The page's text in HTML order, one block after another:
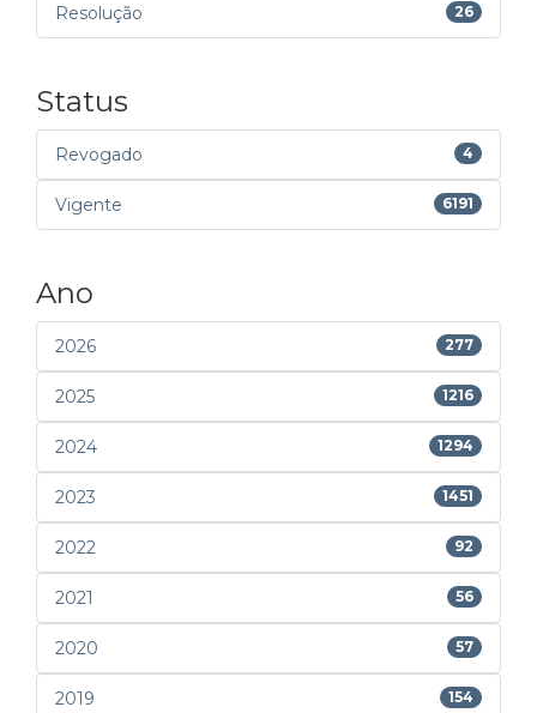
Resolução 26
Status
Revogado 4
Vigente 6191
Ano
2026 277
2025 1216
2024 1294
2023 1451
2022 92
2021 56
2020 57
2019 154